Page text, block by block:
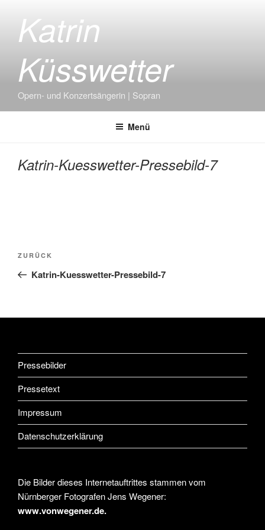
springenKatrin
Küsswetter
Opern- und Konzertsängerin | Sopran
Menü
Katrin-Kuesswetter-Pressebild-7
Beitragsnavigation
Vorheriger
Beitrag
ZURÜCK
Katrin-Kuesswetter-Pressebild-7
Pressebilder
Pressetext
Impressum
Datenschutzerklärung
Die Bilder dieses Internetauftrittes stammen vom
Nürnberger Fotografen Jens Wegener:
www.vonwegener.de.